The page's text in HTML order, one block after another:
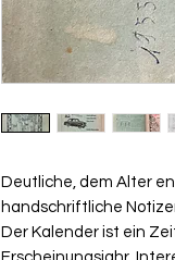
Deutliche, dem Alter
handschriftliche
Der Kalender ist ein